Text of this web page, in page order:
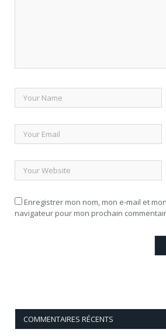
Enregistrer mon nom, mon e-mail et
navigateur pour mon prochain
COMMENTAIRES RÉCENTS